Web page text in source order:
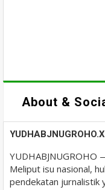
About &
Meliput isu nasional,
pendekatan jurnalistik